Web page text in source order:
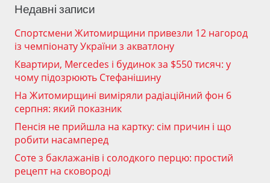
Недавні записи
Спортсмени Житомирщини привезли 12 нагород
із чемпіонату України з акватлону
Квартири, Mercedes і будинок за $550 тисяч: у
чому підозрюють Стефанішину
На Житомирщині виміряли радіаційний фон 6
серпня: який показник
Пенсія не прийшла на картку: сім причин і що
робити насамперед
Соте з баклажанів і солодкого перцю: простий
рецепт на сковороді